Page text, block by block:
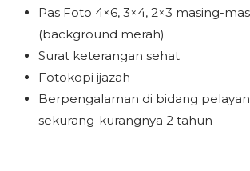
Pas Foto 4×6, 3×4, 2×3 masing-
(background merah)
Surat keterangan sehat
Fotokopi ijazah
Berpengalaman di bidang
sekurang-kurangnya 2 tahun